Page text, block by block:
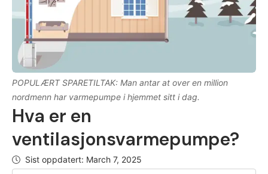
POPULÆRT SPARETILTAK: Man antar at over en million
nordmenn har varmepumpe i hjemmet sitt i dag.
Hva er en
ventilasjonsvarmepumpe?
Sist oppdatert: March 7, 2025